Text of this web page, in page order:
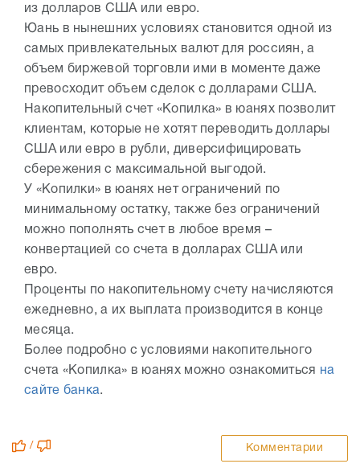
из долларов США или евро.
Юань в нынешних условиях становится одной из
самых привлекательных валют для россиян, а
объем биржевой торговли ими в моменте даже
превосходит объем сделок с долларами США.
Накопительный счет «Копилка» в юанях позволит
клиентам, которые не хотят переводить доллары
США или евро в рубли, диверсифицировать
сбережения с максимальной выгодой.
У «Копилки» в юанях нет ограничений по
минимальному остатку, также без ограничений
можно пополнять счет в любое время –
конвертацией со счета в долларах США или
евро.
Проценты по накопительному счету начисляются
ежедневно, а их выплата производится в конце
месяца.
Более подробно с условиями накопительного
счета «Копилка» в юанях можно ознакомиться
на
сайте банка.
/ Комментарии